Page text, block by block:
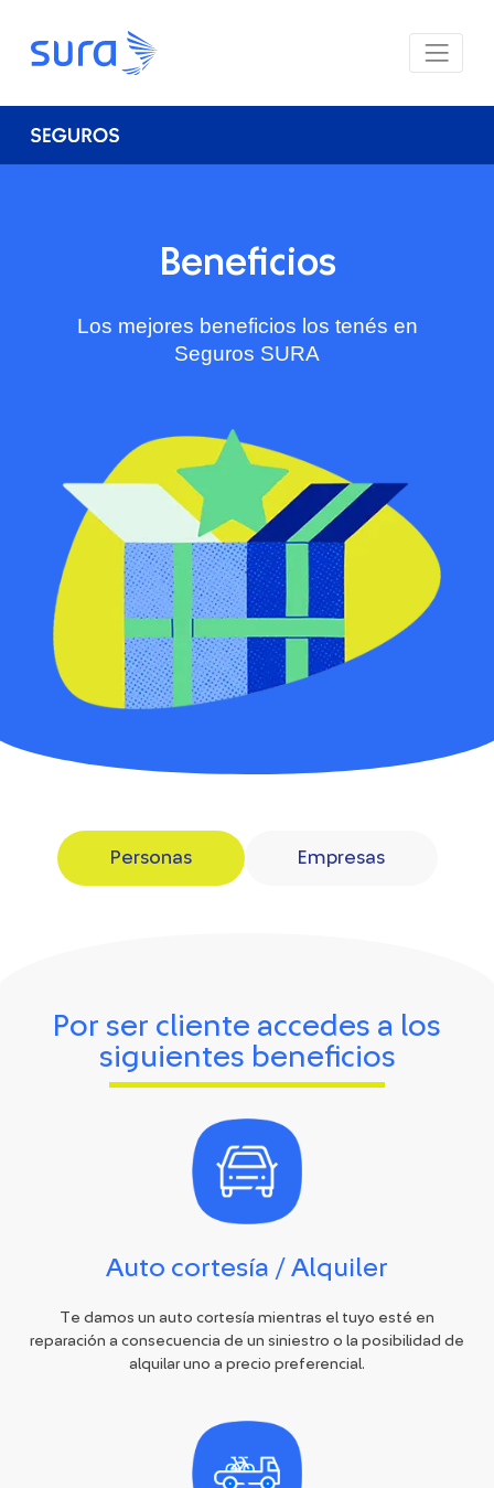
Beneficios
Los mejores beneficios los tenés en
Seguros SURA
Personas Empresas
Por ser cliente accedes a los
siguientes beneficios
Auto cortesía / Alquiler
Te damos un auto cortesía mientras el tuyo esté en
reparación a consecuencia de un siniestro o la posibilidad de
alquilar uno a precio preferencial.